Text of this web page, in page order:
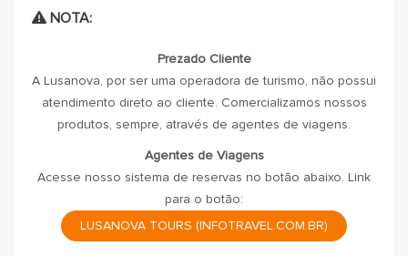
NOTA:
Prezado Cliente
A Lusanova, por ser uma operadora de turismo, não possui
atendimento direto ao cliente. Comercializamos nossos
produtos, sempre, através de agentes de viagens.
Agentes de Viagens
Acesse nosso sistema de reservas no botão abaixo. Link
para o botão:
LUSANOVA TOURS (INFOTRAVEL.COM.BR)